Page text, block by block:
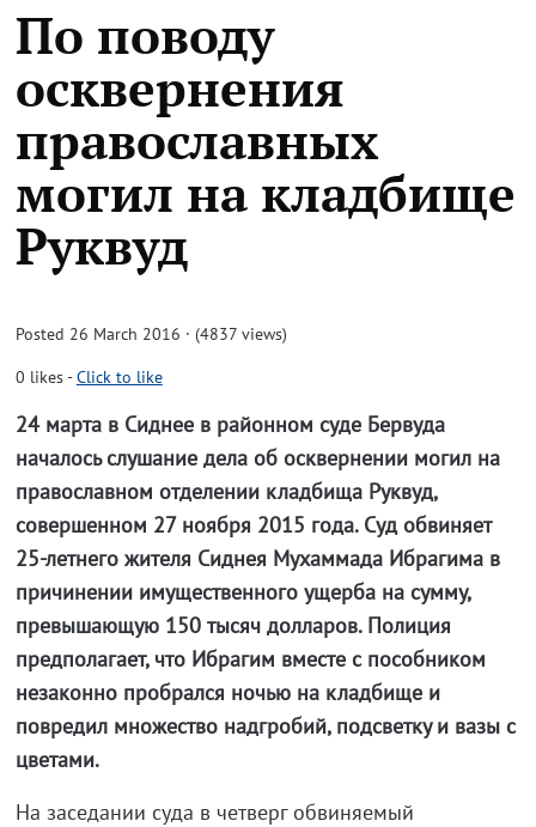
По поводу
осквернения
православных
могил на кладбище
Руквуд
Posted 26 March 2016 · (4837 views)
0 likes-Click to like
24 марта в Сиднее в районном суде Бервуда
началось слушание дела об осквернении могил на
православном отделении кладбища Руквуд,
совершенном 27 ноября 2015 года. Суд обвиняет
25-летнего жителя Сиднея Мухаммада Ибрагима в
причинении имущественного ущерба на сумму,
превышающую 150 тысяч долларов. Полиция
предполагает, что Ибрагим вместе с пособником
незаконно пробрался ночью на кладбище и
повредил множество надгробий, подсветку и вазы с
цветами.
На заседании суда в четверг обвиняемый